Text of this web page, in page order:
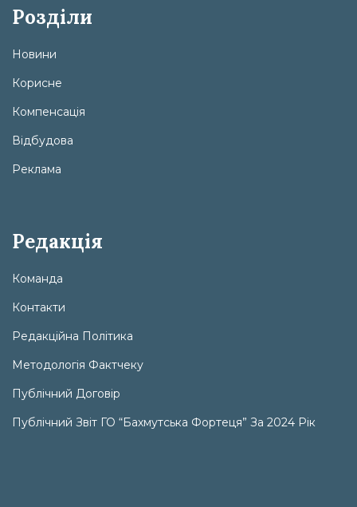
Розділи
Новини
Корисне
Компенсація
Відбудова
Реклама
Редакція
Команда
Контакти
Редакційна Політика
Методологія Фактчеку
Публічний Договір
Публічний Звіт ГО “Бахмутська Фортеця” За 2024 Рік